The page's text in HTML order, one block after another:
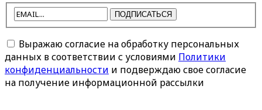
ПОДПИСАТЬСЯ
Выражаю согласие на обработку персональных
данных в соответствии с условиями Политики
конфиденциальности и подверждаю свое согласие
на получение информационной рассылки